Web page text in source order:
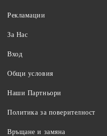
Рекламации
За Нас
Вход
Общи условия
Наши Партньори
Политика за поверителност
Връщане и замяна